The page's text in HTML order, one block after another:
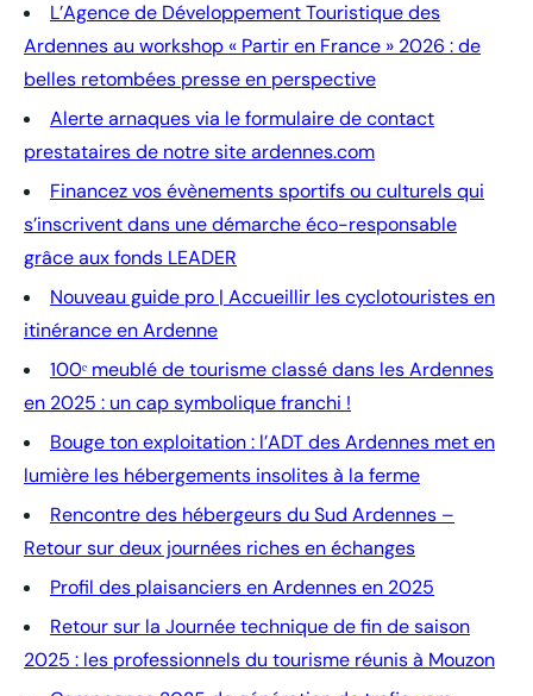
L’Agence de Développement Touristique des
Ardennes au workshop « Partir en France » 2026 : de
belles retombées presse en perspective
Alerte arnaques via le formulaire de contact
prestataires de notre site ardennes.com
Financez vos évènements sportifs ou culturels qui
s’inscrivent dans une démarche éco-responsable
grâce aux fonds LEADER
Nouveau guide pro | Accueillir les cyclotouristes en
itinérance en Ardenne
100ᵉ meublé de tourisme classé dans les Ardennes
en 2025 : un cap symbolique franchi !
Bouge ton exploitation : l’ADT des Ardennes met en
lumière les hébergements insolites à la ferme
Rencontre des hébergeurs du Sud Ardennes –
Retour sur deux journées riches en échanges
Profil des plaisanciers en Ardennes en 2025
Retour sur la Journée technique de fin de saison
2025 : les professionnels du tourisme réunis à Mouzon